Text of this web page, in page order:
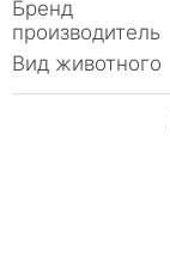
Бренд
производитель
Вид животного